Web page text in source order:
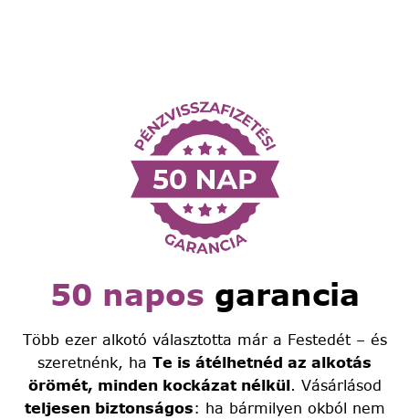
50 napos garancia
Több ezer alkotó választotta már a Festedét – és
szeretnénk, ha Te is átélhetnéd az alkotás
örömét, minden kockázat nélkül. Vásárlásod
teljesen biztonságos: ha bármilyen okból nem